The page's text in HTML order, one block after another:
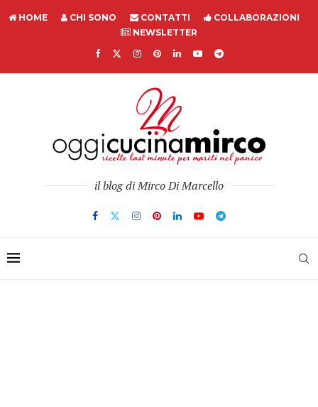
HOME CHI SONO CONTATTI
COLLABORAZIONI
NEWSLETTER
il blog di Mirco Di Marcello